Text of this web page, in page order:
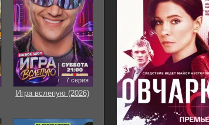
7 серия
Игра вслепую (2026)